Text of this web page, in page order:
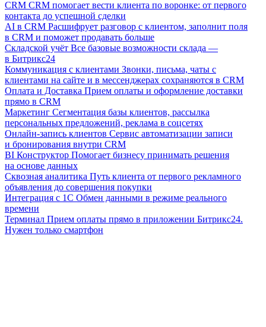
CRM CRM помогает вести клиента по воронке: от первого
контакта до успешной сделки
AI в CRM Расшифрует разговор с клиентом, заполнит поля
в CRM и поможет продавать больше
Складской учёт Все базовые возможности склада —
в Битрикс24
Коммуникация с клиентами Звонки, письма, чаты с
клиентами на сайте и в мессенджерах сохраняются в CRM
Оплата и Доставка Прием оплаты и оформление доставки
прямо в CRM
Маркетинг Сегментация базы клиентов, рассылка
персональных предложений, реклама в соцсетях
Онлайн-запись клиентов Сервис автоматизации записи
и бронирования внутри CRM
BI Конструктор Помогает бизнесу принимать решения
на основе данных
Сквозная аналитика Путь клиента от первого рекламного
объявления до совершения покупки
Интеграция с 1С Обмен данными в режиме реального
времени
Терминал Прием оплаты прямо в приложении Битрикс24.
Нужен только смартфон